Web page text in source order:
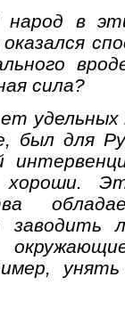
в
сила?
удельных
был для
хороши.
унять